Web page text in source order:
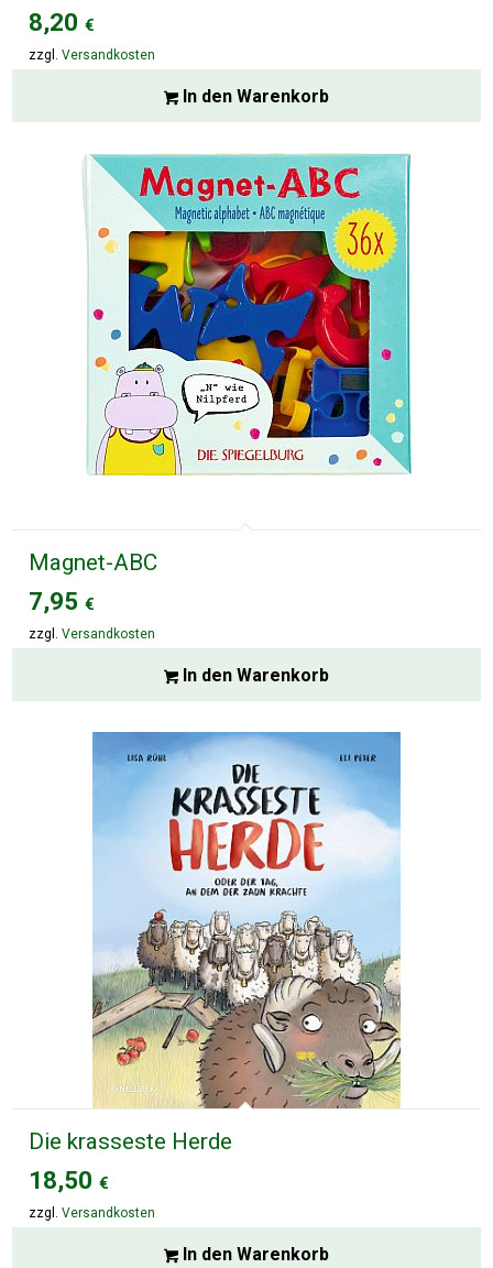
8,20€
zzgl.Versandkosten
In den Warenkorb
Magnet-ABC
7,95€
zzgl.Versandkosten
In den Warenkorb
Die krasseste Herde
18,50€
zzgl.Versandkosten
In den Warenkorb